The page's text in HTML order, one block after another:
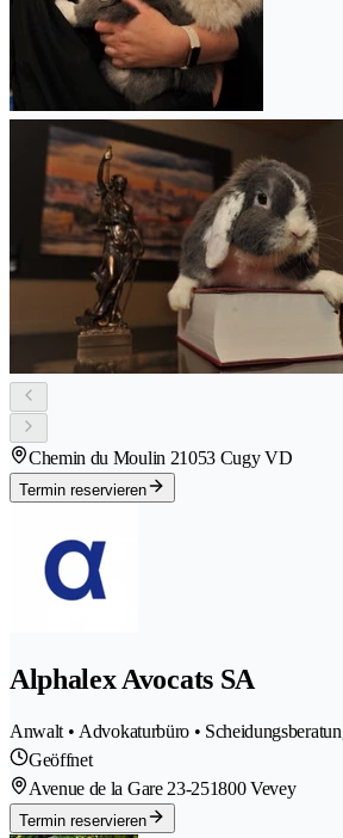
Chemin du Moulin 21053 Cugy VD
Termin reservieren
Alphalex Avocats SA
Anwalt • Advokaturbüro •
Geöffnet
Avenue de la Gare 23-251800 Vevey
Termin reservieren